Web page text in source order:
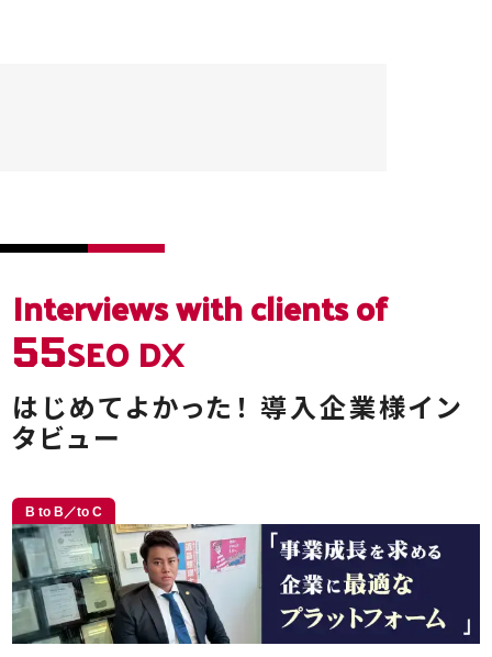
Interviewswith clients of
55SEO DX
はじめてよかった！
タビュー
B to B／to C